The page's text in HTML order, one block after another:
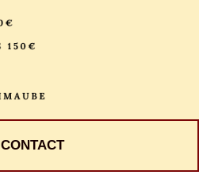
CONTACT